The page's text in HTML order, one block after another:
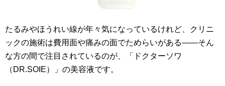
たるみやほうれい線が年々気になっているけれど、クリニ
ックの施術は費用面や痛みの面でためらいがある——そん
な方の間で注目されているのが、「ドクターソワ
（DR.SOIE）」の美容液です。